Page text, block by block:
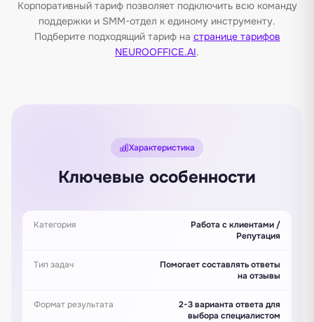
Корпоративный тариф позволяет подключить всю команду
поддержки и SMM-отдел к единому инструменту.
Подберите подходящий тариф на странице тарифов
NEUROOFFICE.AI.
Характеристика
Ключевые особенности
Категория
Работа с клиентами /
Репутация
Тип задач
Помогает составлять ответы
на отзывы
Формат результата
2-3 варианта ответа для
выбора специалистом